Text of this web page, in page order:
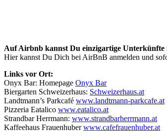
Auf Airbnb kannst Du einzigartige Unterkünfte
Hier kannst Du Dich bei AirBnB anmelden und
Links vor Ort:
Onyx Bar: Homepage Onyx Bar
Biergarten Schweizerhaus: Schweizerhaus.at
Landtmann’s Parkcafé www.landtmann-parkcafe.at
Pizzeria Eatalico www.eatalico.at
Strandbar Herrmann: www.strandbarherrmann.at
Kaffeehaus Frauenhuberwww.cafefrauenhuber.at